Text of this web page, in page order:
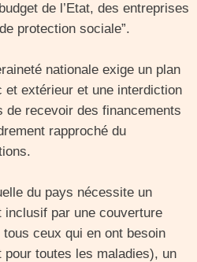
de l’Etat, des entreprises
protection sociale”.
nationale exige un plan
et extérieur et une interdiction
de recevoir des financements
rapproché du
du pays nécessite un
par une couverture
ceux qui en ont besoin
toutes les maladies), un